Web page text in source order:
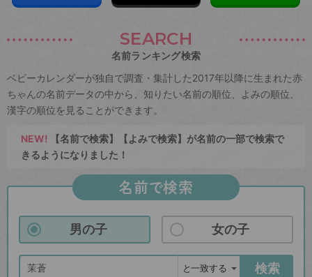
SEARCH
名前ランキング検索
ベビーカレンダーが独自で調査・集計した2017年以降に生まれた赤
ちゃんの名前データの中から、知りたい名前の順位、よみの順位、
漢字の順位を見ることができます。
NEW! 【名前で検索】【よみで検索】が名前の一部で検索で
きるようになりました！
名前で検索
男の子 女の子
検索